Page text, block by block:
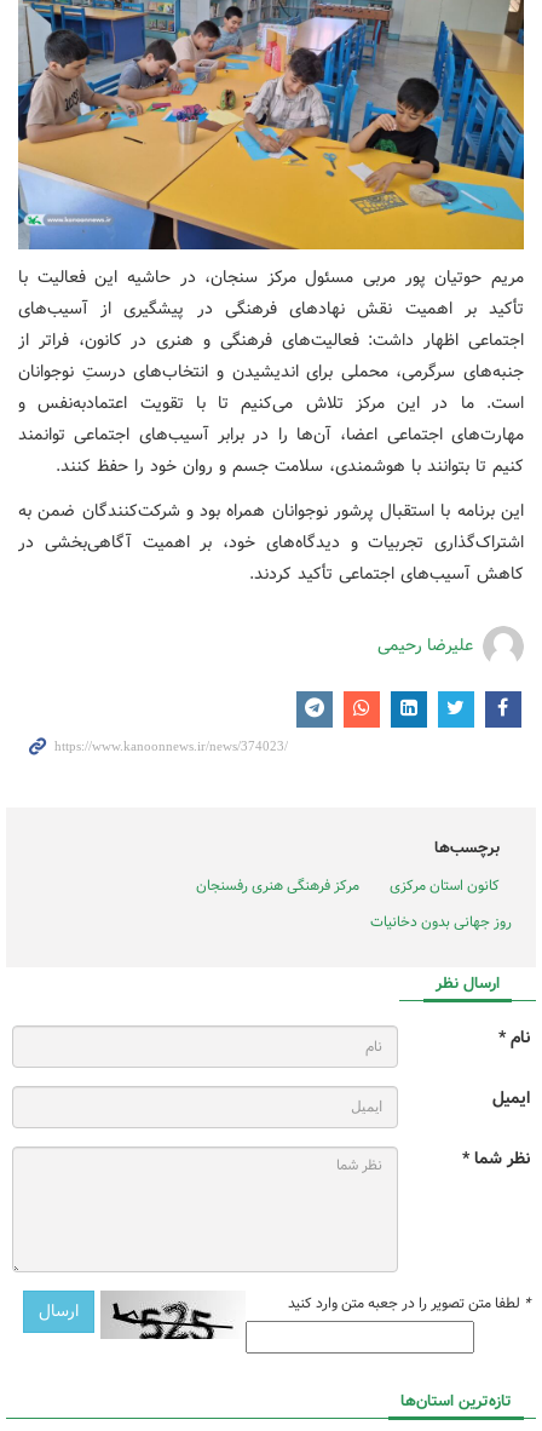
مریم حوتیان پور مربی مسئول مرکز سنجان، در حاشیه این فعالیت با
تأکید بر اهمیت نقش نهادهای فرهنگی در پیشگیری از آسیب‌های
اجتماعی اظهار داشت: فعالیت‌های فرهنگی و هنری در کانون، فراتر از
جنبه‌های سرگرمی، محملی برای اندیشیدن و انتخاب‌های درستِ نوجوانان
است. ما در این مرکز تلاش می‌کنیم تا با تقویت اعتمادبه‌نفس و
مهارت‌های اجتماعی اعضا، آن‌ها را در برابر آسیب‌های اجتماعی توانمند
کنیم تا بتوانند با هوشمندی، سلامت جسم و روان خود را حفظ کنند.
این برنامه با استقبال پرشور نوجوانان همراه بود و شرکت‌کنندگان ضمن به
اشتراک‌گذاری تجربیات و دیدگاه‌های خود، بر اهمیت آگاهی‌بخشی در
کاهش آسیب‌های اجتماعی تأکید کردند.
علیرضا رحیمی
برچسب‌ها
کانون استان مرکزی
مرکز فرهنگی هنری رفسنجان
روز جهانی بدون دخانیات
ارسال نظر
نام *
ایمیل
نظر شما *
* لطفا متن تصویر را در جعبه متن وارد کنید
تازه‌ترین استان‌ها